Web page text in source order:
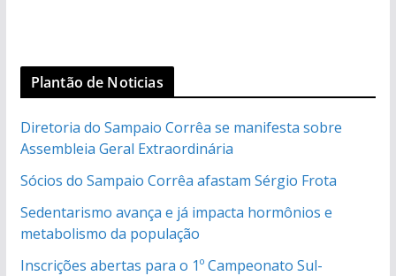
Plantão de Noticias
Diretoria do Sampaio Corrêa se manifesta sobre
Assembleia Geral Extraordinária
Sócios do Sampaio Corrêa afastam Sérgio Frota
Sedentarismo avança e já impacta hormônios e
metabolismo da população
Inscrições abertas para o 1º Campeonato Sul-